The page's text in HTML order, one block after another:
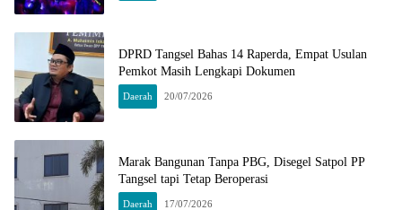
DPRD Tangsel Bahas 14 Raperda, Empat Usulan
Pemkot Masih Lengkapi Dokumen
Daerah 20/07/2026
Marak Bangunan Tanpa PBG, Disegel Satpol PP
Tangsel tapi Tetap Beroperasi
Daerah 17/07/2026